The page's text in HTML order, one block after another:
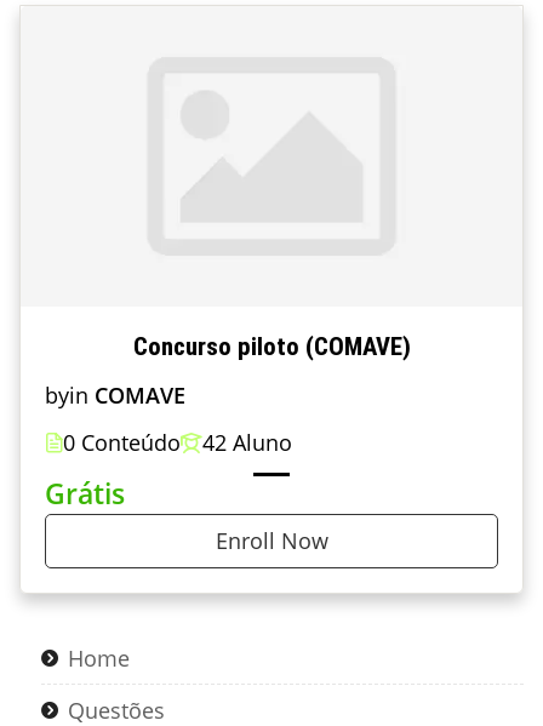
Concurso piloto (COMAVE)
byin COMAVE
0 Conteúdo
42 Aluno
Grátis
Enroll Now
Home
Questões